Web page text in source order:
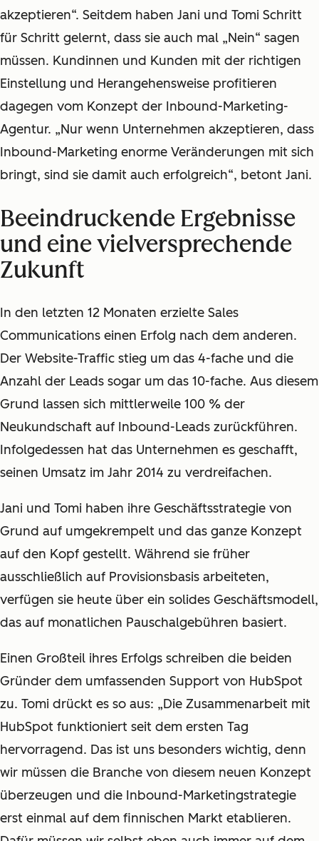
akzeptieren“. Seitdem haben Jani und Tomi Schritt
für Schritt gelernt, dass sie auch mal „Nein“ sagen
müssen. Kundinnen und Kunden mit der richtigen
Einstellung und Herangehensweise profitieren
dagegen vom Konzept der Inbound-Marketing-
Agentur. „Nur wenn Unternehmen akzeptieren, dass
Inbound-Marketing enorme Veränderungen mit sich
bringt, sind sie damit auch erfolgreich“, betont Jani.
Beeindruckende Ergebnisse
und eine vielversprechende
Zukunft
In den letzten 12 Monaten erzielte Sales
Communications einen Erfolg nach dem anderen.
Der Website-Traffic stieg um das 4-fache und die
Anzahl der Leads sogar um das 10-fache. Aus diesem
Grund lassen sich mittlerweile 100 % der
Neukundschaft auf Inbound-Leads zurückführen.
Infolgedessen hat das Unternehmen es geschafft,
seinen Umsatz im Jahr 2014 zu verdreifachen.
Jani und Tomi haben ihre Geschäftsstrategie von
Grund auf umgekrempelt und das ganze Konzept
auf den Kopf gestellt. Während sie früher
ausschließlich auf Provisionsbasis arbeiteten,
verfügen sie heute über ein solides Geschäftsmodell,
das auf monatlichen Pauschalgebühren basiert.
Einen Großteil ihres Erfolgs schreiben die beiden
Gründer dem umfassenden Support von HubSpot
zu. Tomi drückt es so aus: „Die Zusammenarbeit mit
HubSpot funktioniert seit dem ersten Tag
hervorragend. Das ist uns besonders wichtig, denn
wir müssen die Branche von diesem neuen Konzept
überzeugen und die Inbound-Marketingstrategie
erst einmal auf dem finnischen Markt etablieren.